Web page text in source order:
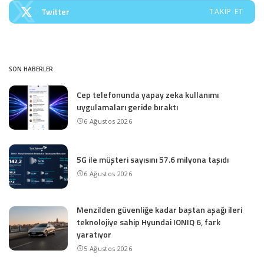
Twitter TAKIP ET
SON HABERLER
Cep telefonunda yapay zeka kullanımı
uygulamaları geride bıraktı
6 Ağustos 2026
5G ile müşteri sayısını 57.6 milyona taşıdı
6 Ağustos 2026
Menzilden güvenliğe kadar baştan aşağı ileri
teknolojiye sahip Hyundai IONIQ 6, fark
yaratıyor
5 Ağustos 2026